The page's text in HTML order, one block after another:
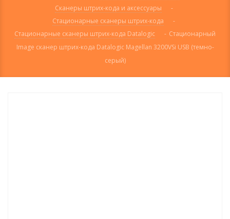
Сканеры штрих-кода и аксессуары
-
Стационарные сканеры штрих-кода
-
Стационарные сканеры штрих-кода Datalogic
- Стационарный
Image сканер штрих-кода Datalogic Magellan 3200VSi USB (темно-
серый)